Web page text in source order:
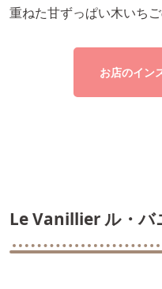
重ねた甘ずっぱい木いちご
お店のイン
Le Vanillier ル・バ